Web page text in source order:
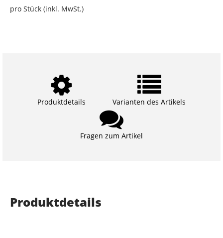
pro Stück (inkl. MwSt.)
Produktdetails Varianten des Artikels
Fragen zum Artikel
Produktdetails